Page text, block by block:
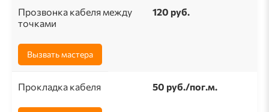
Прозвонка кабеля между
точками
120 руб.
Вызвать мастера
Прокладка кабеля 50 pуб./пог.м.